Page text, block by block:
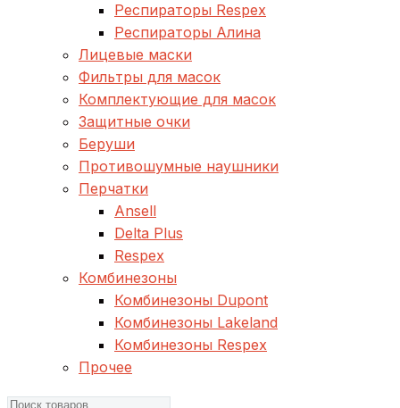
Респираторы Respex
Респираторы Алина
Лицевые маски
Фильтры для масок
Комплектующие для масок
Защитные очки
Беруши
Противошумные наушники
Перчатки
Ansell
Delta Plus
Respex
Комбинезоны
Комбинезоны Dupont
Комбинезоны Lakeland
Комбинезоны Respex
Прочее